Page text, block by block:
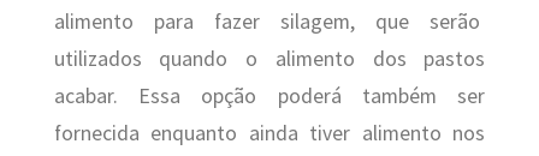
alimento para fazer silagem, que serão
utilizados quando o alimento dos pastos
acabar. Essa opção poderá também ser
fornecida enquanto ainda tiver alimento nos